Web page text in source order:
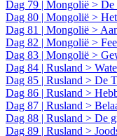
Dag 79 | Mongolië >
Dag 80 | Mongolië >
Dag 81 | Mongolië >
Dag 82 | Mongolië >
Dag 83 | Mongolië >
Dag 84 | Rusland >
Dag 85 | Rusland > De
Dag 86 | Rusland >
Dag 87 | Rusland >
Dag 88 | Rusland > De
Dag 89 | Rusland >